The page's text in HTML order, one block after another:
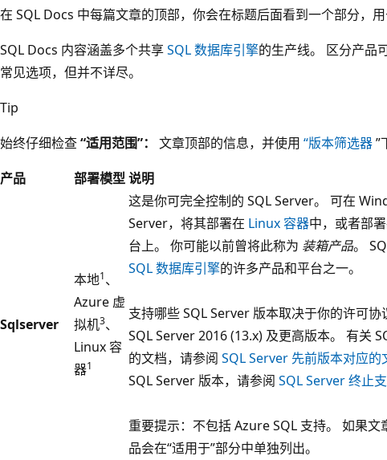
在 SQL Docs 中每篇文章的顶部，你会在标题后面看到一个部分，
SQL Docs 内容涵盖多个共享SQL 数据库引擎的生产线。 区分产品
常见选项，但并不详尽。
Tip
始终仔细检查“适用范围”： 文章顶部的信息，并使用 “版本筛选器”
产品
部署模型说明
Sqlserver
本地1、
Azure 虚
拟机3、
Linux 容
器1
这是你可完全控制的 SQL Server。 可在
Server，将其部署在 Linux 容器中，或者部
台上。 你可能以前曾将此称为 装箱产品。
SQL 数据库引擎的许多产品和平台之一。
支持哪些 SQL Server 版本取决于你的许可
SQL Server 2016 (13.x) 及更高版本。 有关
的文档，请参阅 SQL Server 先前版本对应的
SQL Server 版本，请参阅 SQL Server 终止
重要提示：不包括 Azure SQL 支持。 如果文
品会在“适用于”部分中单独列出。